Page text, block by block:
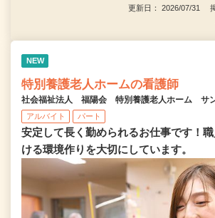
更新日： 2026/07/31
NEW
特別養護老人ホームの看護師
社会福祉法人 福陽会 特別養護老人ホーム サ
アルバイト パート
安定して長く勤められるお仕事です！
ける環境作りを大切にしています。